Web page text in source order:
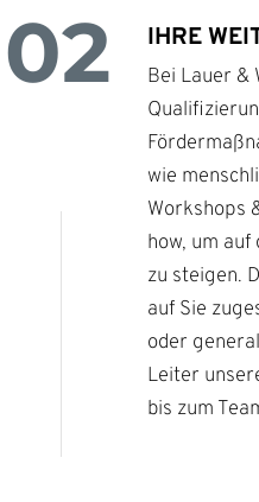
02 IHRE
Bei Lauer &
wie
Workshops
how, um
zu steigen.
auf Sie
oder
Leiter
bis zum